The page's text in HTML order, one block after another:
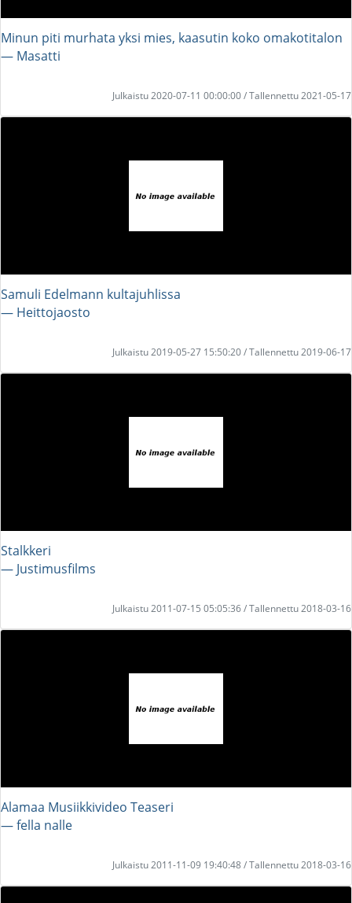
Minun piti murhata yksi mies, kaasutin koko omakotitalon
― Masatti
Julkaistu 2020-07-11 00:00:00 / Tallennettu 2021-05-17
Samuli Edelmann kultajuhlissa
― Heittojaosto
Julkaistu 2019-05-27 15:50:20 / Tallennettu 2019-06-17
Stalkkeri
― Justimusfilms
Julkaistu 2011-07-15 05:05:36 / Tallennettu 2018-03-16
Alamaa Musiikkivideo Teaseri
― fella nalle
Julkaistu 2011-11-09 19:40:48 / Tallennettu 2018-03-16